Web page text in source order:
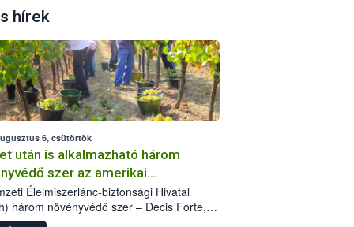
hírek
6, csütörtök
után is alkalmazható három
szer az amerikai
ellen
Élelmiszerlánc-biztonsági Hivatal
három növényvédő szer – Decis Forte,
24 EW, Oroganic – engedélyokiratát